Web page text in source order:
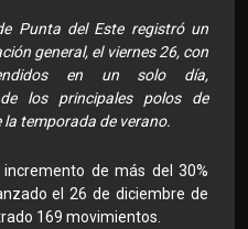
Punta del Este registró un
general, el viernes 26, con
en un solo día,
los principales polos de
temporada de verano.
de más del 30%
el 26 de diciembre de
169 movimientos.